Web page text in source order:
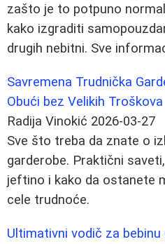
zašto je to potpuno
kako izgraditi
drugih nebitni. Sve
Savremena Trudnička
Obući bez Velikih Troškova
Radija Vinokić 2026-03-27
Sve što treba da znate o
garderobe. Praktični
jeftino i kako da ostanete
cele trudnoće.
Ultimativni vodič za